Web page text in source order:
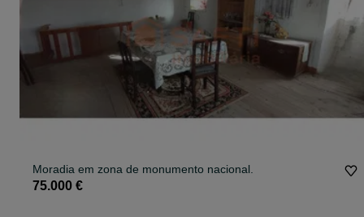
Moradia em zona de monumento nacional.
75.000 €